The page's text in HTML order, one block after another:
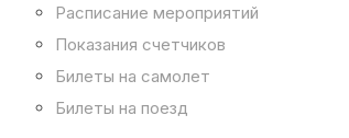
Расписание мероприятий
Показания счетчиков
Билеты на самолет
Билеты на поезд